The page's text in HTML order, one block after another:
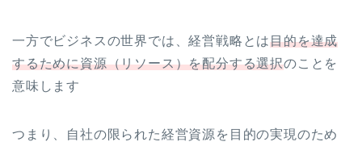
一方でビジネスの世界では、経営戦略とは目的を達成
するために資源（リソース）を配分する選択のことを
意味します
つまり、自社の限られた経営資源を目的の実現のため